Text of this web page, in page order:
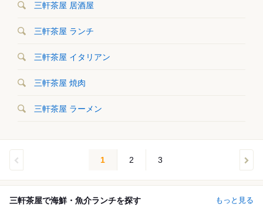
三軒茶屋 居酒屋
三軒茶屋 ランチ
三軒茶屋 イタリアン
三軒茶屋 焼肉
三軒茶屋 ラーメン
1 2 3
三軒茶屋で海鮮・魚介ランチを探す もっと見る